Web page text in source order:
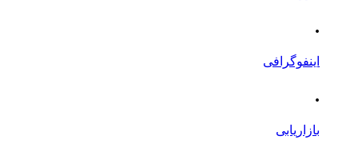
.
اینفوگرافی
.
بازاریابی